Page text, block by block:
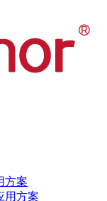
方案
用方案